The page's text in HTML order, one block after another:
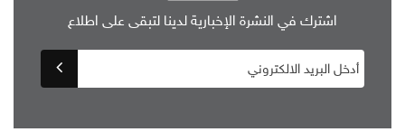
اشترك في النشرة الإخبارية لدينا لتبقى على اطلاع